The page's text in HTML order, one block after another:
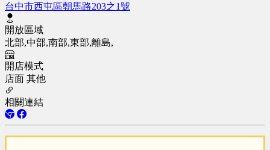
台中市西屯區朝馬路203之1號
開放區域
北部,中部,南部,東部,離島,
開店模式
店面 其他
相關連結